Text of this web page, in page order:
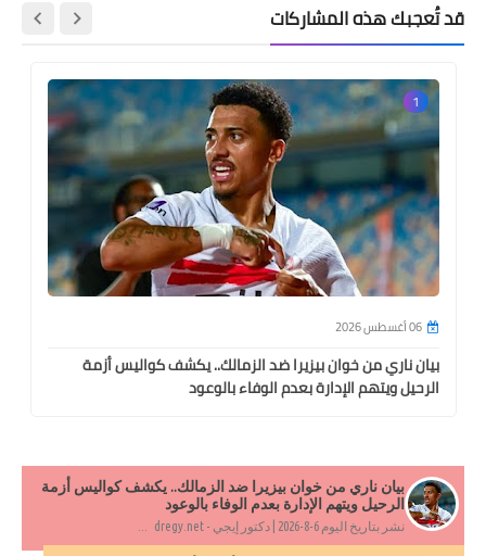
قد تُعجبك هذه المشاركات
1
06 أغسطس 2026
بيان ناري من خوان بيزيرا ضد الزمالك.. يكشف كواليس أزمة
الرحيل ويتهم الإدارة بعدم الوفاء بالوعود
بيان ناري من خوان بيزيرا ضد الزمالك.. يكشف كواليس أزمة
الرحيل ويتهم الإدارة بعدم الوفاء بالوعود
نشر بتاريخ اليوم 6-8-2026 | دكتور إيجي - dregy.net ...